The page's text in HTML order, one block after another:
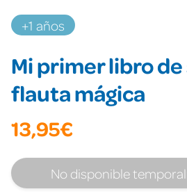
+1 años
Mi primer libro
flauta mágica
13,95€
No disponible